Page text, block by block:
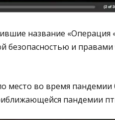
название «Операция
безопасностью и правами
место во время пандемии
пандемии